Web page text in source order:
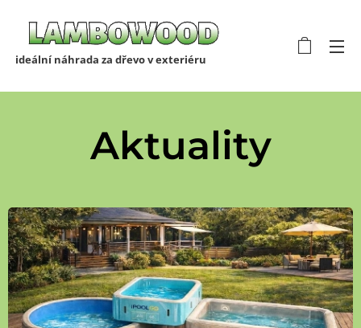
ideální náhrada za dřevo v exteriéru
Aktuality